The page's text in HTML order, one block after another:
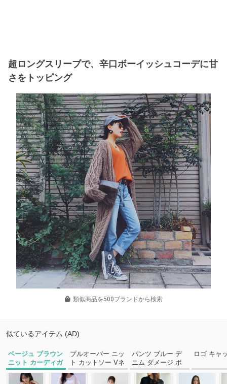
超ロングスリーブで、辛口ボーイッシュコーデに甘
さをトッピング
類似商品を500ブランドから検索